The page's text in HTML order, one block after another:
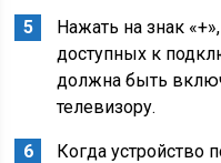
Нажать на знак
доступных к
должна быть
телевизору.
Когда устройство